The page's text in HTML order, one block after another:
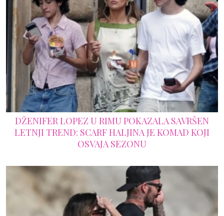
DŽENIFER LOPEZ U RIMU POKAZALA SAVRŠEN
LETNJI TREND: SCARF HALJINA JE KOMAD KOJI
OSVAJA SEZONU